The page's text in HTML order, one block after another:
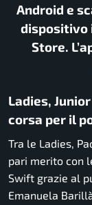
Android e
dispositivo
Store.
Ladies,
corsa per il
Tra le Ladies,
pari merito con
Swift grazie al
Emanuela